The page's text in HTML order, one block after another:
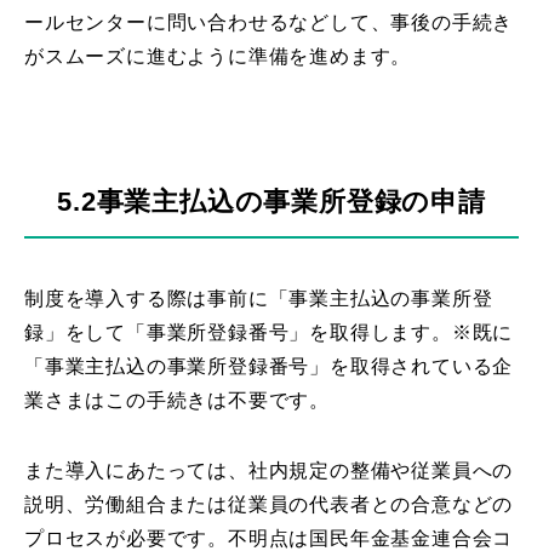
ールセンターに問い合わせるなどして、事後の手続き
がスムーズに進むように準備を進めます。
5.2事業主払込の事業所登録の申請
制度を導入する際は事前に「事業主払込の事業所登
録」をして「事業所登録番号」を取得します。※既に
「事業主払込の事業所登録番号」を取得されている企
業さまはこの手続きは不要です。
また導入にあたっては、社内規定の整備や従業員への
説明、労働組合または従業員の代表者との合意などの
プロセスが必要です。不明点は国民年金基金連合会コ